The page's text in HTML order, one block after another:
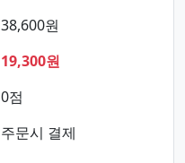
38,600원
19,300원
0점
주문시 결제